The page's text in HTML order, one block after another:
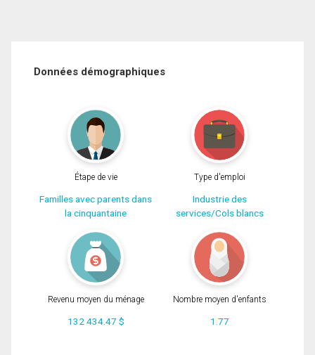
Données démographiques
Étape de vie
Familles avec parents dans
la cinquantaine
Type d'emploi
Industrie des
services/Cols blancs
Revenu moyen du ménage
132 434.47 $
Nombre moyen d'enfants
1.77